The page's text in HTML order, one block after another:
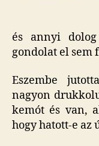
és annyi
gondolat el sem
Eszembe
nagyon
kemót és van,
hogy hatott-e az